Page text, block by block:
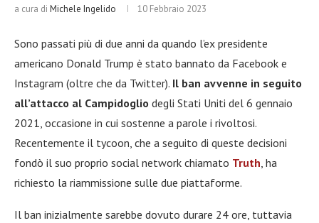
a cura di Michele Ingelido 10 Febbraio 2023
Sono passati più di due anni da quando l’ex presidente
americano Donald Trump è stato bannato da Facebook e
Instagram (oltre che da Twitter). Il ban avvenne in seguito
all’attacco al Campidoglio degli Stati Uniti del 6 gennaio
2021, occasione in cui sostenne a parole i rivoltosi.
Recentemente il tycoon, che a seguito di queste decisioni
fondò il suo proprio social network chiamato Truth, ha
richiesto la riammissione sulle due piattaforme.
Il ban inizialmente sarebbe dovuto durare 24 ore, tuttavia